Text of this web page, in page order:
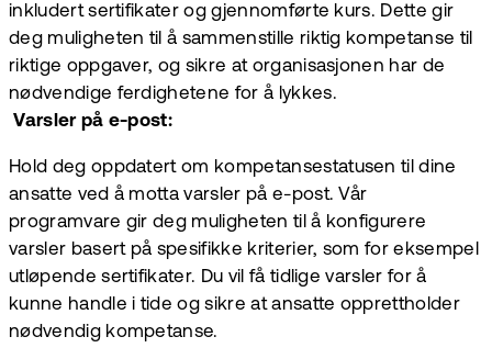
inkludert sertifikater og gjennomførte kurs. Dette gir
deg muligheten til å sammenstille riktig kompetanse til
riktige oppgaver, og sikre at organisasjonen har de
nødvendige ferdighetene for å lykkes.
Varsler på e-post:
Hold deg oppdatert om kompetansestatusen til dine
ansatte ved å motta varsler på e-post. Vår
programvare gir deg muligheten til å konfigurere
varsler basert på spesifikke kriterier, som for eksempel
utløpende sertifikater. Du vil få tidlige varsler for å
kunne handle i tide og sikre at ansatte opprettholder
nødvendig kompetanse.